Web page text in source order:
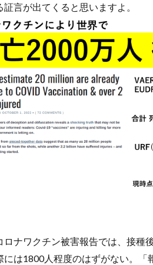
証言が出てくると思いますよ。
ロナワクチン被害報告では、接種
には1800人程度のはずがない。